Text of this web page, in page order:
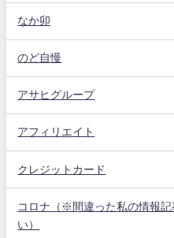
なか卯
のど自慢
アサヒグループ
アフィリエイト
クレジットカード
コロナ（※間違った私の情報記
い）